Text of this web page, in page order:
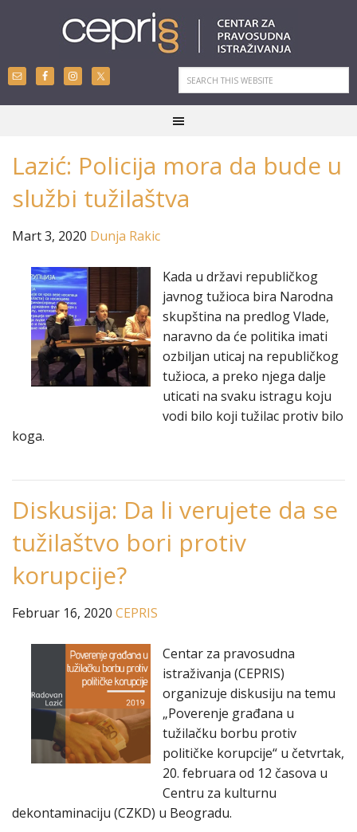
Lazić: Policija mora da bude u
službi tužilaštva
Mart 3, 2020 Dunja Rakic
Kada u državi republičkog
javnog tužioca bira Narodna
skupština na predlog Vlade,
naravno da će politika imati
ozbiljan uticaj na republičkog
tužioca, a preko njega dalje
uticati na svaku istragu koju
vodi bilo koji tužilac protiv bilo
koga.
Diskusija: Da li verujete da se
tužilaštvo bori protiv
korupcije?
Februar 16, 2020 CEPRIS
Centar za pravosudna
istraživanja (CEPRIS)
organizuje diskusiju na temu
„Poverenje građana u
tužilačku borbu protiv
političke korupcije“ u četvrtak,
20. februara od 12 časova u
Centru za kulturnu
dekontaminaciju (CZKD) u Beogradu.